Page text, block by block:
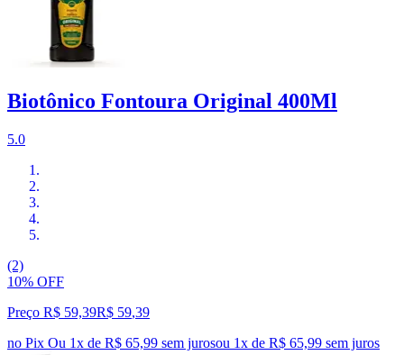
Biotônico Fontoura Original 400Ml
5.0
(2)
10% OFF
Preço R$ 59,39R$ 59,39
no Pix Ou 1x de R$ 65,99 sem jurosou 1x de R$ 65,99 sem juros